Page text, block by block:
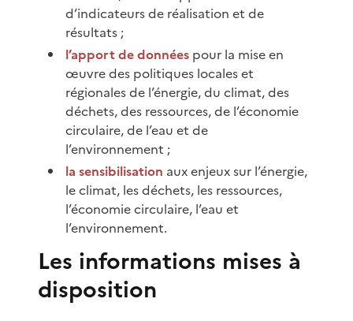
d’indicateurs de réalisation et de
résultats ;
l’apport de données pour la mise en
œuvre des politiques locales et
régionales de l’énergie, du climat, des
déchets, des ressources, de l’économie
circulaire, de l’eau et de
l’environnement ;
la sensibilisation aux enjeux sur l’énergie,
le climat, les déchets, les ressources,
l’économie circulaire, l’eau et
l’environnement.
Les informations mises à
disposition